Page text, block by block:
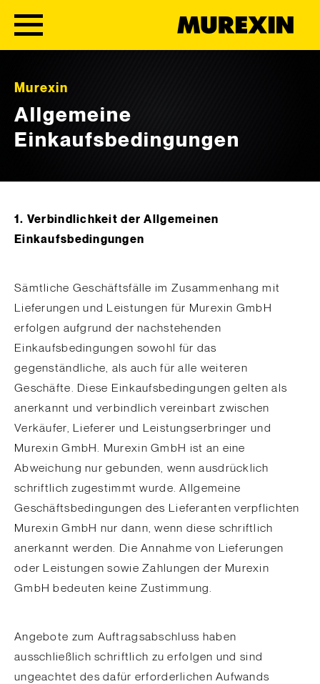
Murexin
Allgemeine
Einkaufsbedingungen
1. Verbindlichkeit der Allgemeinen
Einkaufsbedingungen
Sämtliche Geschäftsfälle im Zusammenhang mit
Lieferungen und Leistungen für Murexin GmbH
erfolgen aufgrund der nachstehenden
Einkaufsbedingungen sowohl für das
gegenständliche, als auch für alle weiteren
Geschäfte. Diese Einkaufsbedingungen gelten als
anerkannt und verbindlich vereinbart zwischen
Verkäufer, Lieferer und Leistungserbringer und
Murexin GmbH. Murexin GmbH ist an eine
Abweichung nur gebunden, wenn ausdrücklich
schriftlich zugestimmt wurde. Allgemeine
Geschäftsbedingungen des Lieferanten verpflichten
Murexin GmbH nur dann, wenn diese schriftlich
anerkannt werden. Die Annahme von Lieferungen
oder Leistungen sowie Zahlungen der Murexin
GmbH bedeuten keine Zustimmung.
Angebote zum Auftragsabschluss haben
ausschließlich schriftlich zu erfolgen und sind
ungeachtet des dafür erforderlichen Aufwands